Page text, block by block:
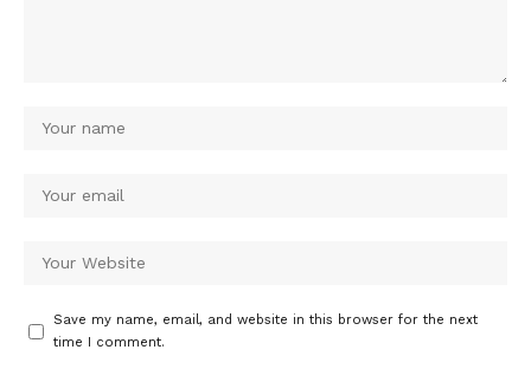
Save my name, email, and website in this browser for the next
time I comment.